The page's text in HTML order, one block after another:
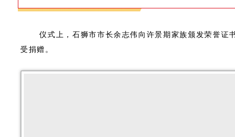
仪式上，石狮市市长余志伟向许景期家族颁发荣誉证
受捐赠。